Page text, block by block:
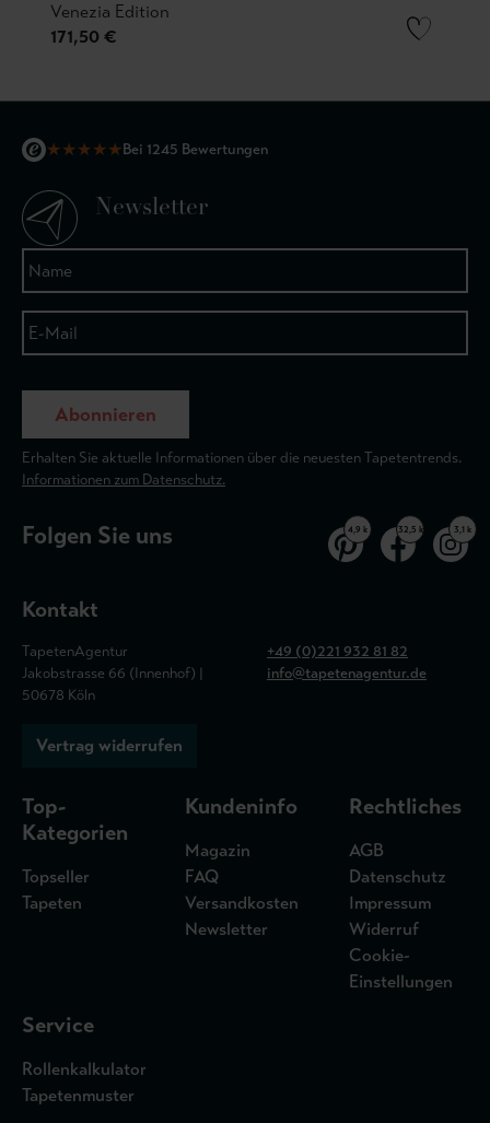
Venezia Edition
171,50 €
★★★★★Bei 1245 Bewertungen
Newsletter
Abonnieren
Erhalten Sie aktuelle Informationen über die neuesten Tapetentrends.
Informationen zum Datenschutz.
Folgen Sie uns 4,9 k 32,5 k 3,1 k
Kontakt
TapetenAgentur
Jakobstrasse 66 (Innenhof) |
50678 Köln
+49 (0)221 932 81 82
info@tapetenagentur.de
Vertrag widerrufen
Top-
Kategorien
Topseller
Tapeten
Kundeninfo
Magazin
FAQ
Versandkosten
Newsletter
Rechtliches
AGB
Datenschutz
Impressum
Widerruf
Cookie-
Einstellungen
Service
Rollenkalkulator
Tapetenmuster